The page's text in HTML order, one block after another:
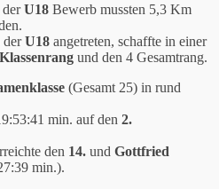
U18 Bewerb mussten 5,3 Km
derU18 angetreten, schaffte in einer
und den 4 Gesamtrang.
(Gesamt 25) in rund
min. auf den 2.
den 14. und Gottfried
min.).